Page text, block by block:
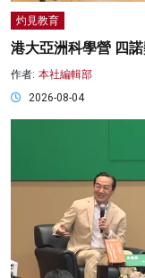
灼見教育
港大亞洲科學營 四
作者: 本社編輯部
2026-08-04